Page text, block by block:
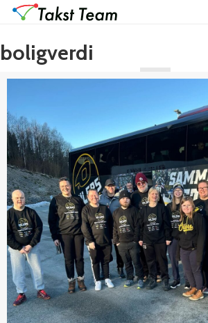
boligverdi